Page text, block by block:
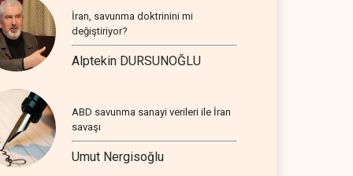
İran, savunma doktrinini mi
değiştiriyor?
Alptekin DURSUNOĞLU
ABD savunma sanayi verileri ile İran
savaşı
Umut Nergisoğlu